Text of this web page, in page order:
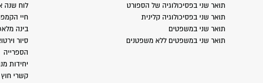
תואר שני בפסיכולוגיה של הספורט
תואר שני בפסיכולוגיה קלינית
תואר שני במשפטים
תואר שני במשפטים ללא משפטנים
לוח שנה
חיי
בינה
סיור
הספרייה
יחידות
קשרי חוץ